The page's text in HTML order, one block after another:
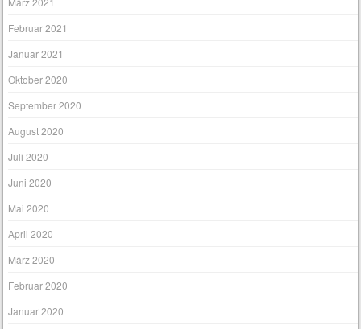
Februar 2021
Januar 2021
Oktober 2020
September 2020
August 2020
Juli 2020
Juni 2020
Mai 2020
April 2020
März 2020
Februar 2020
Januar 2020